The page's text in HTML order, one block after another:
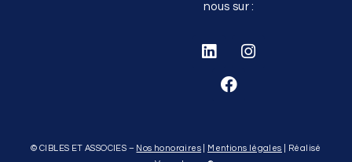
nous sur :
© CIBLES ET ASSOCIES – Nos honoraires Mentions légales | Réalisé